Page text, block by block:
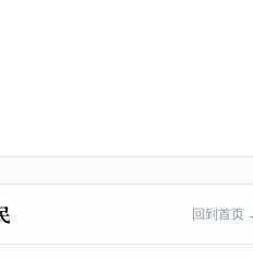
回到首页